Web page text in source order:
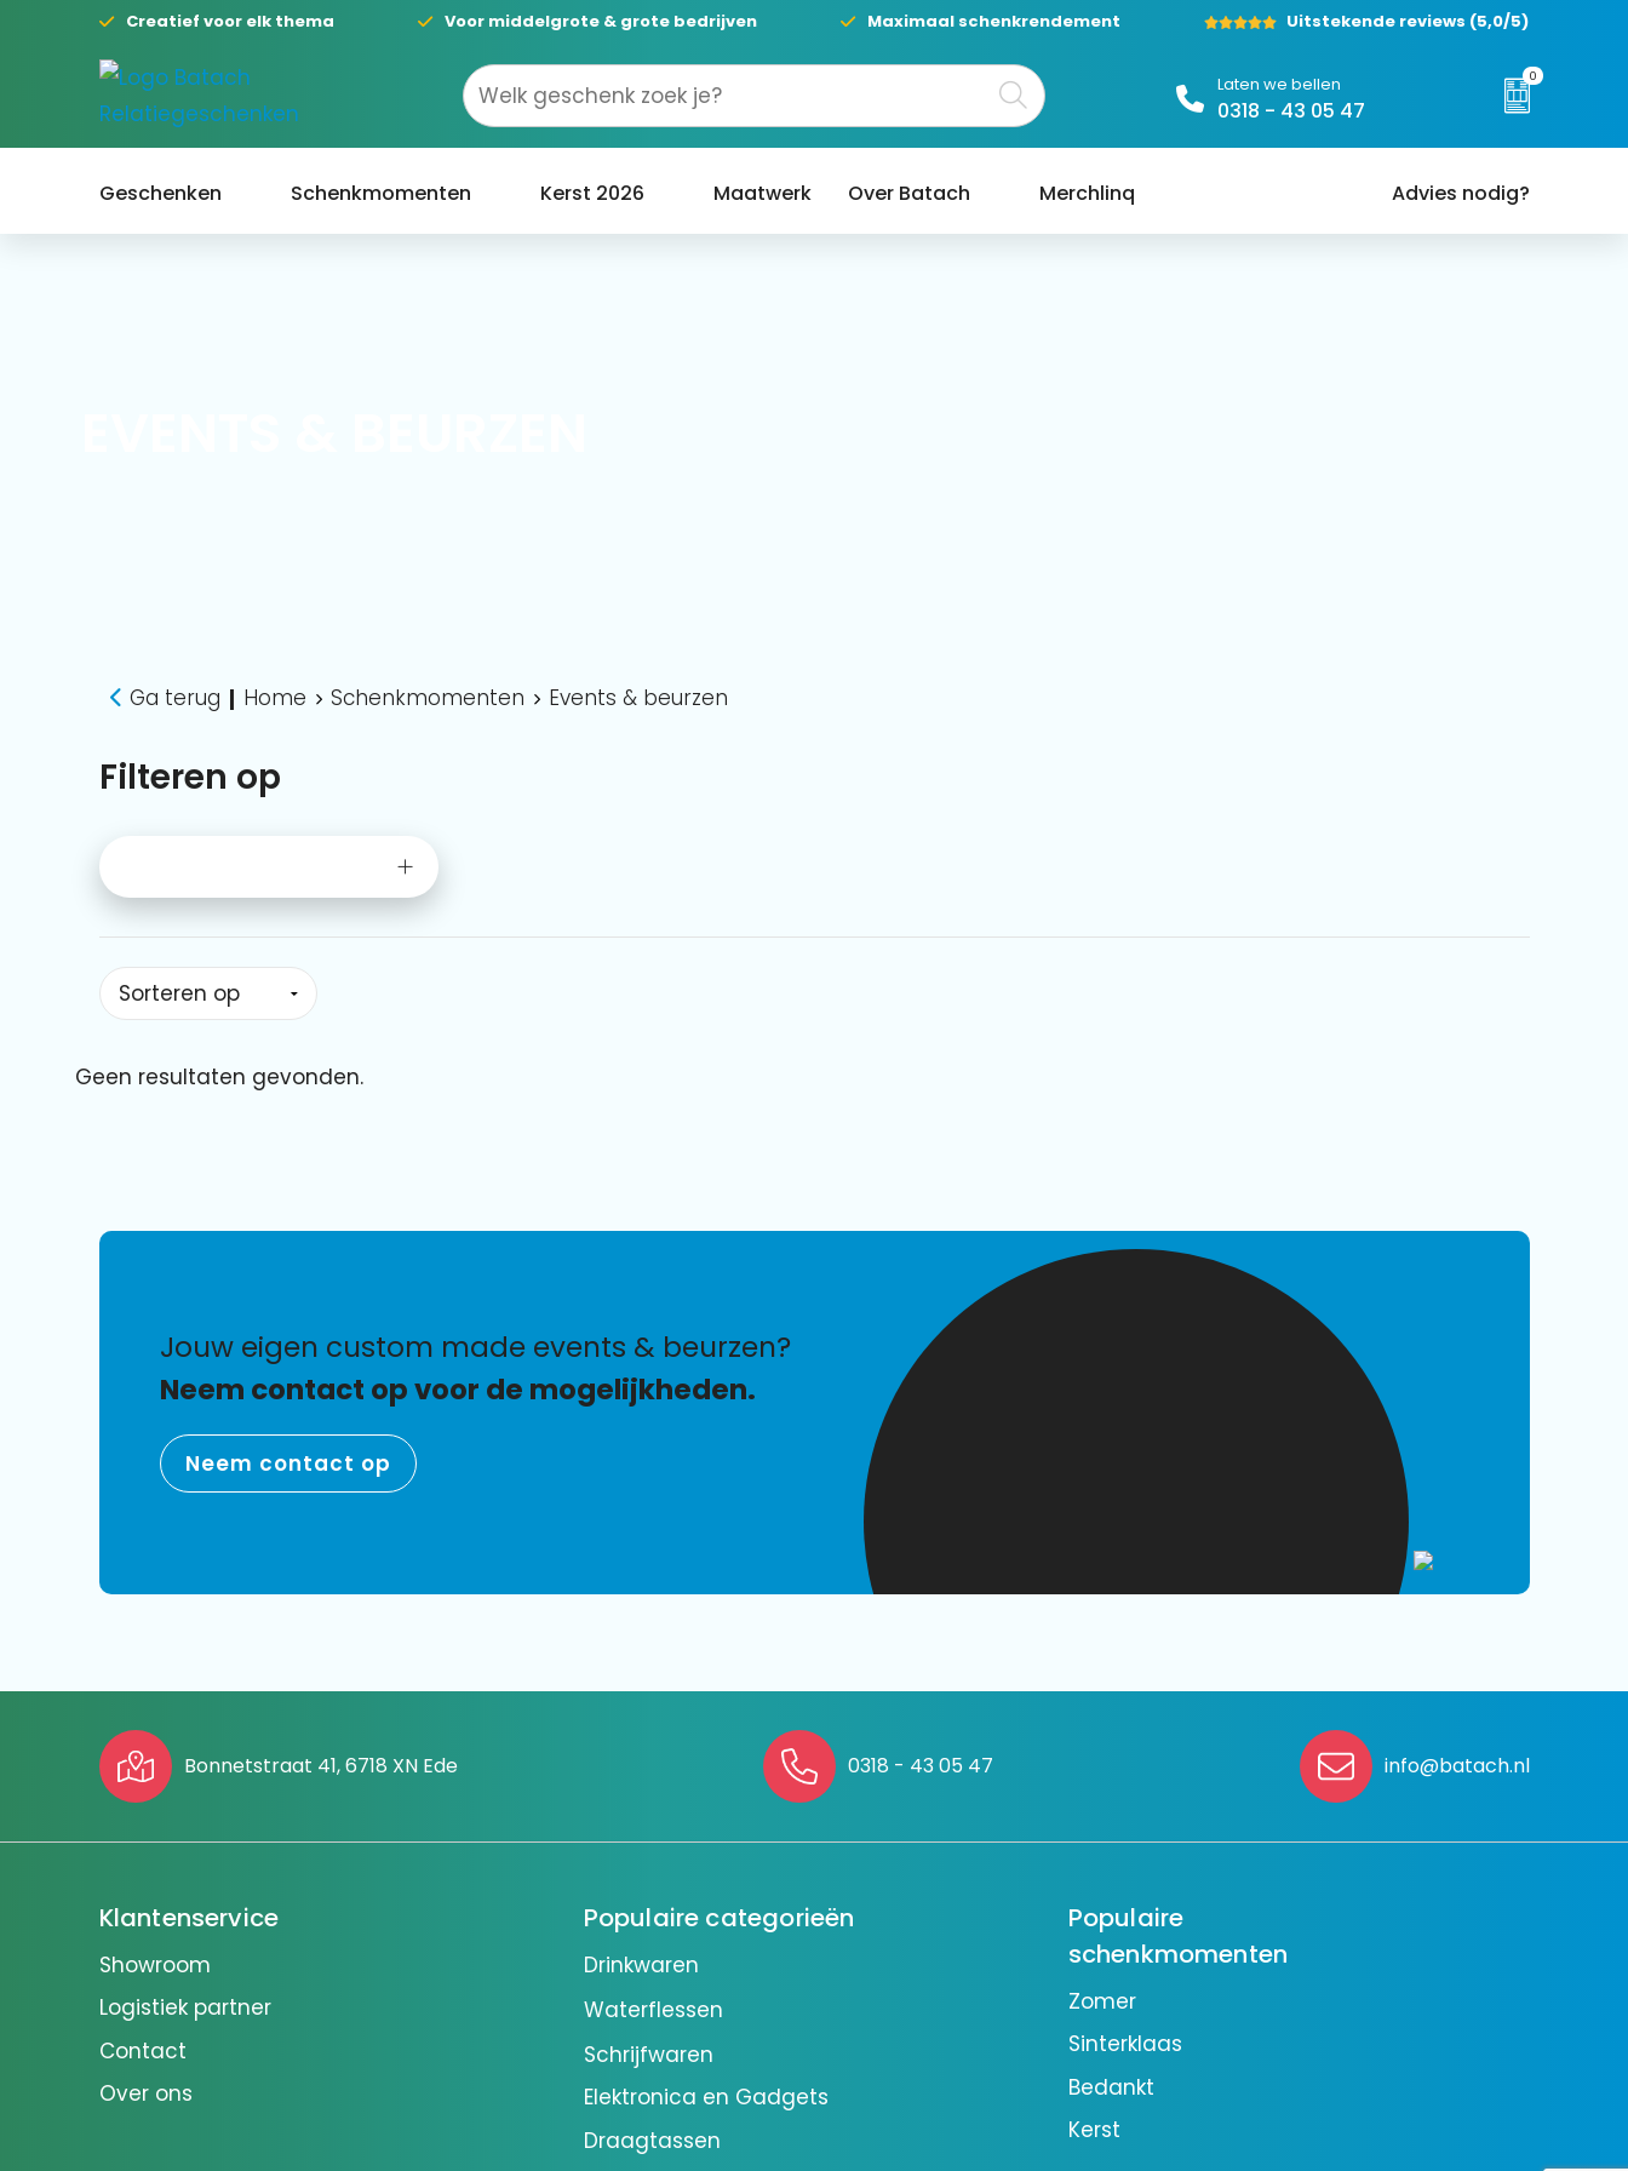
Creatief voor elk thema Voor middelgrote & grote bedrijven Maximaal schenkrendement Uitstekende reviews (5,0/5)
Laten we bellen
0318 - 43 05 47
0
Geschenken Schenkmomenten Kerst 2026 Maatwerk Over Batach Merchlinq Advies nodig?
Ga terug Home Schenkmomenten Events & beurzen
Filteren op
Geen resultaten gevonden.
jouw eigen custom made events & beurzen?
Neem contact op voor de mogelijkheden.
Neem contact op
Bonnetstraat 41, 6718 XN Ede 0318 - 43 05 47 info@batach.nl
Klantenservice
Showroom
Logistiek partner
Contact
Over ons
Populaire categorieën
Drinkwaren
Waterflessen
Schrijfwaren
Elektronica en Gadgets
Draagtassen
Populaire
schenkmomenten
Zomer
Sinterklaas
Bedankt
Kerst